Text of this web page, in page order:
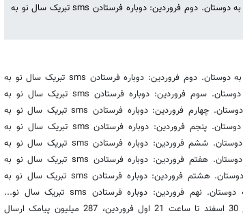
جواب: اول فروردین: فرستادن sms تبریک سال نو به دوستان. دوم فروردین: دوباره فرستادن sms تبریک سال نو به
جواب: اول فروردین: فرستادن sms تبریک سال نو به دوستان. دوم فروردین: دوباره فرستادن sms تبریک سال نو به
دوستان به دلیل نرسیدن sms تبریک سال نو به دوستان. سوم فروردین: دوباره فرستادن sms تبریک سال نو به
دوستان به دلیل نرسیدن sms تبریک سال نو به دوستان. چهارم فروردین: دوباره فرستادن sms تبریک سال نو به
دوستان به دلیل نرسیدن sms تبریک سال نو به دوستان. پنجم فروردین: دوباره فرستادن sms تبریک سال نو به
دوستان به دلیل نرسیدن sms تبریک سال نو به دوستان. ششم فروردین: دوباره فرستادن sms تبریک سال نو به
دوستان به دلیل نرسیدن sms تبریک سال نو به دوستان. هفتم فروردین: دوباره فرستادن sms تبریک سال نو به
دوستان به دلیل نرسیدن sms تبریک سال نو به دوستان. هشتم فروردین: دوباره فرستادن sms تبریک سال نو به
دوستان به دلیل نرسیدن sms تبریک سال نو به دوستان. نهم فروردین: دوباره فرستادن sms تبریک سال نو...
(مدیرعامل شرکت ارتباطات سیار: از ساعت 9 صبح 30 اسفند تا ساعت 21 اول فروردین، 287 میلیون پیامک ارسال